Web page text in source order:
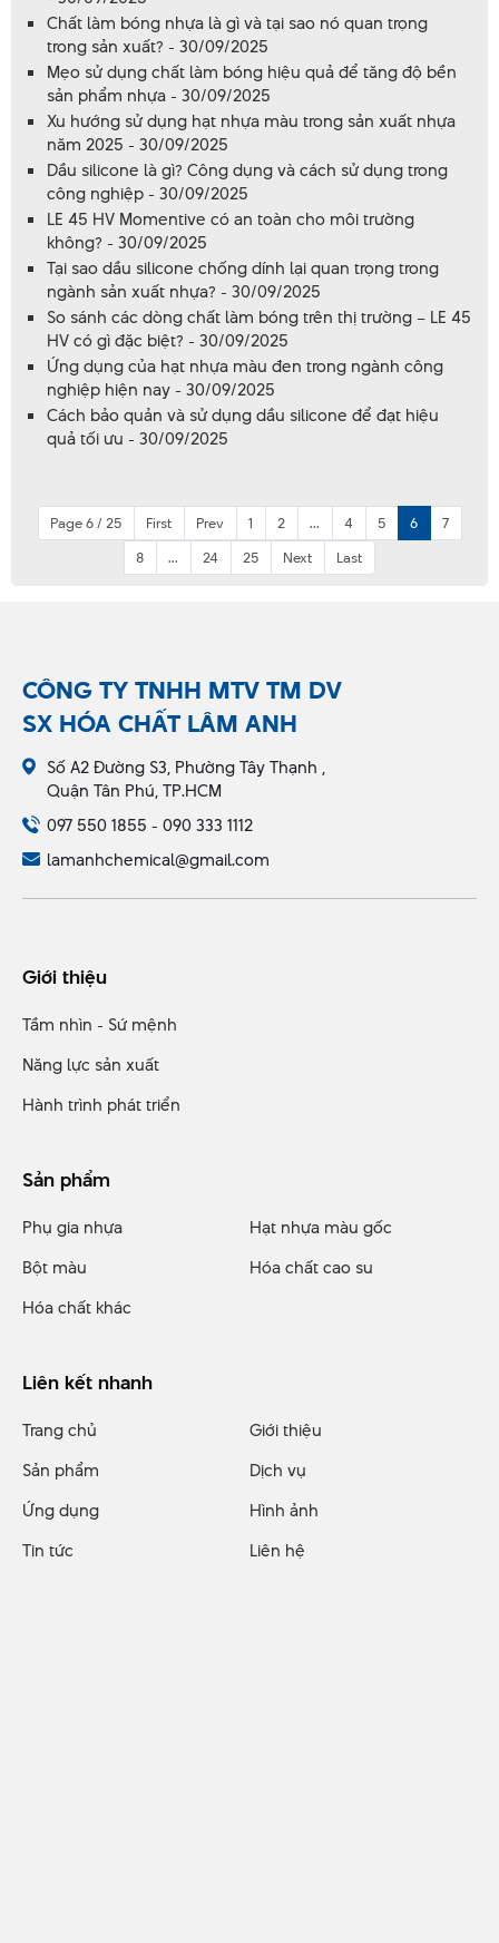
Chất làm bóng nhựa là gì và tại sao nó quan trọng
trong sản xuất? - 30/09/2025
Mẹo sử dụng chất làm bóng hiệu quả để tăng độ bền
sản phẩm nhựa - 30/09/2025
Xu hướng sử dụng hạt nhựa màu trong sản xuất nhựa
năm 2025 - 30/09/2025
Dầu silicone là gì? Công dụng và cách sử dụng trong
công nghiệp - 30/09/2025
LE 45 HV Momentive có an toàn cho môi trường
không? - 30/09/2025
Tại sao dầu silicone chống dính lại quan trọng trong
ngành sản xuất nhựa? - 30/09/2025
So sánh các dòng chất làm bóng trên thị trường – LE 45
HV có gì đặc biệt? - 30/09/2025
Ứng dụng của hạt nhựa màu đen trong ngành công
nghiệp hiện nay - 30/09/2025
Cách bảo quản và sử dụng dầu silicone để đạt hiệu
quả tối ưu - 30/09/2025
Page 6 / 25 First Prev 1 2 ... 4 5 6
7
8
... 24 25 Next Last
CÔNG TY TNHH MTV TM DV
SX HÓA CHẤT LÂM ANH
Số A2 Đường S3, Phường Tây Thạnh ,
Quận Tân Phú, TP.HCM
097 550 1855 - 090 333 1112
lamanhchemical@gmail.com
Giới thiệu
Tầm nhìn - Sứ mệnh
Năng lực sản xuất
Hành trình phát triển
Sản phẩm
Phụ gia nhựa
Hạt nhựa màu gốc
Bột màu
Hóa chất cao su
Hóa chất khác
Liên kết nhanh
Trang chủ
Giới thiệu
Sản phẩm
Dịch vụ
Ứng dụng
Hình ảnh
Tin tức
Liên hệ